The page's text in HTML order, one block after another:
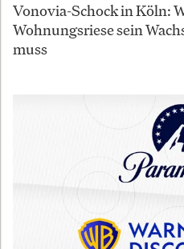
Vonovia-Schock in Köln:
Wohnungsriese sein
muss